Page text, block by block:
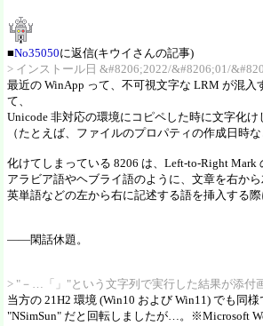
■No35050に返信(キウイさんの記事)
> インストール日 &#8206;2022/&#8206;01/
最近の WinApp って、不可視文字な LRM が混入
て、
Unicode 非対応の環境にコピペした時に文字化け
（たとえば、ファイルのプロパティの作成日時な
化けてしまっている 8206 は、Left-to-Right Mark
アラビア語やヘブライ語のように、文章を右か
英単語などの左から右に記述する語を挿入する際
――閑話休題。
> "－…「」"という文字列で実行した結果が添付
当方の 21H2 環境 (Win10 および Win11) でも同様
"NSimSun" だと回転しましたが…。※Microsoft